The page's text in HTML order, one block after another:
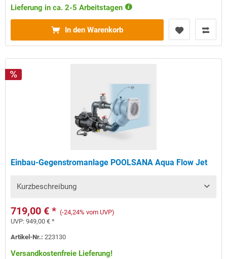
Lieferung in ca. 2-5 Arbeitstagen
In den Warenkorb
Einbau-Gegenstromanlage POOLSANA Aqua Flow Jet
Kurzbeschreibung
719,00 € * (-24,24% vom UVP)
UVP:949,00 € *
Artikel-Nr.:223130
Versandkostenfreie Lieferung!